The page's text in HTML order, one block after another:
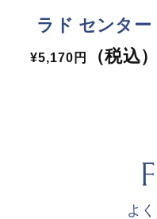
ラド センター
通
¥5,170円 （税込）
よ